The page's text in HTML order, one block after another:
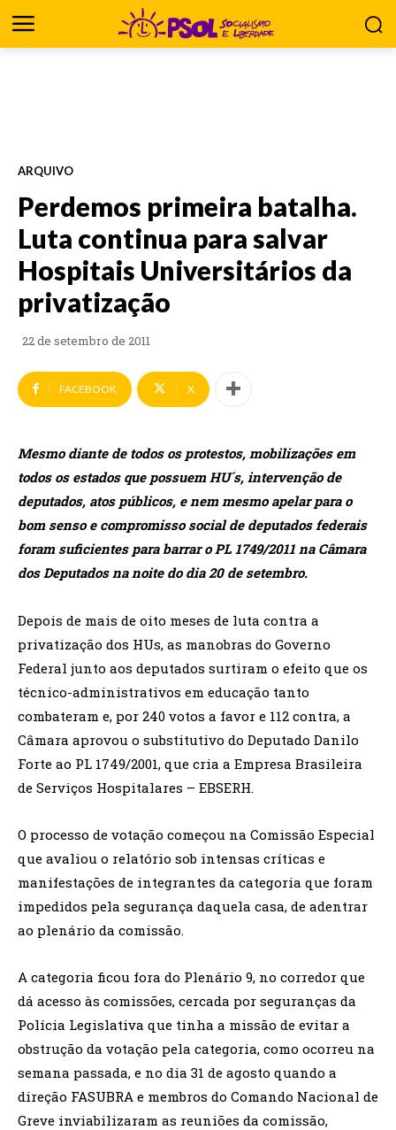
ARQUIVO
Perdemos primeira batalha.
Luta continua para salvar
Hospitais Universitários da
privatização
22 de setembro de 2011
FACEBOOK X
Mesmo diante de todos os protestos, mobilizações em
todos os estados que possuem HU´s, intervenção de
deputados, atos públicos, e nem mesmo apelar para o
bom senso e compromisso social de deputados federais
foram suficientes para barrar o PL 1749/2011 na Câmara
dos Deputados na noite do dia 20 de setembro.
Depois de mais de oito meses de luta contra a
privatização dos HUs, as manobras do Governo
Federal junto aos deputados surtiram o efeito que os
técnico-administrativos em educação tanto
combateram e, por 240 votos a favor e 112 contra, a
Câmara aprovou o substitutivo do Deputado Danilo
Forte ao PL 1749/2001, que cria a Empresa Brasileira
de Serviços Hospitalares – EBSERH.
O processo de votação começou na Comissão Especial
que avaliou o relatório sob intensas críticas e
manifestações de integrantes da categoria que foram
impedidos pela segurança daquela casa, de adentrar
ao plenário da comissão.
A categoria ficou fora do Plenário 9, no corredor que
dá acesso às comissões, cercada por seguranças da
Polícia Legislativa que tinha a missão de evitar a
obstrução da votação pela categoria, como ocorreu na
semana passada, e no dia 31 de agosto quando a
direção FASUBRA e membros do Comando Nacional de
Greve inviabilizaram as reuniões da comissão,